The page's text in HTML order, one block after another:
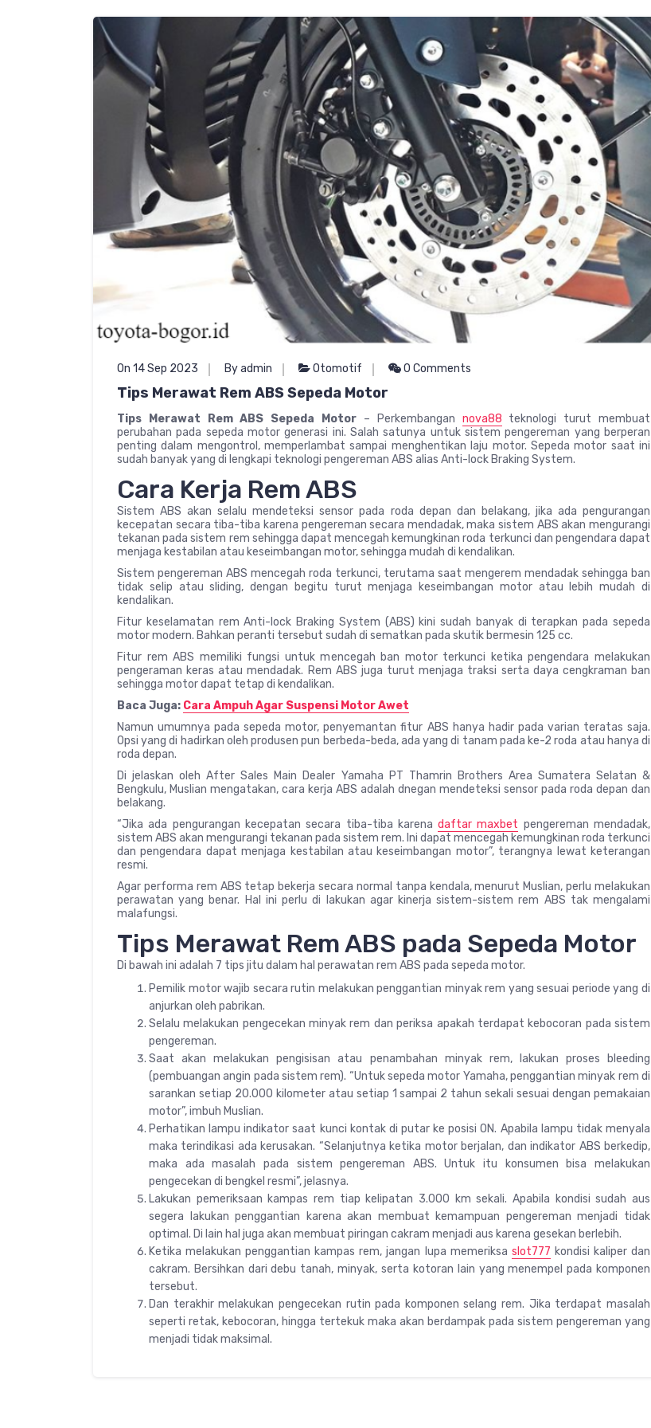
On 14 Sep 2023 By admin Otomotif 0 Comments
Tips Merawat Rem ABS Sepeda Motor
Tips Merawat Rem ABS Sepeda Motor – Perkembangan nova88 teknologi turut membuat
perubahan pada sepeda motor generasi ini. Salah satunya untuk sistem pengereman yang berperan
penting dalam mengontrol, memperlambat sampai menghentikan laju motor. Sepeda motor saat ini
sudah banyak yang di lengkapi teknologi pengereman ABS alias Anti-lock Braking System.
Cara Kerja Rem ABS
Sistem ABS akan selalu mendeteksi sensor pada roda depan dan belakang, jika ada pengurangan
kecepatan secara tiba-tiba karena pengereman secara mendadak, maka sistem ABS akan mengurangi
tekanan pada sistem rem sehingga dapat mencegah kemungkinan roda terkunci dan pengendara dapat
menjaga kestabilan atau keseimbangan motor, sehingga mudah di kendalikan.
Sistem pengereman ABS mencegah roda terkunci, terutama saat mengerem mendadak sehingga ban
tidak selip atau sliding, dengan begitu turut menjaga keseimbangan motor atau lebih mudah di
kendalikan.
Fitur keselamatan rem Anti-lock Braking System (ABS) kini sudah banyak di terapkan pada sepeda
motor modern. Bahkan peranti tersebut sudah di sematkan pada skutik bermesin 125 cc.
Fitur rem ABS memiliki fungsi untuk mencegah ban motor terkunci ketika pengendara melakukan
pengeraman keras atau mendadak. Rem ABS juga turut menjaga traksi serta daya cengkraman ban
sehingga motor dapat tetap di kendalikan.
Baca Juga: Cara Ampuh Agar Suspensi Motor Awet
Namun umumnya pada sepeda motor, penyemantan fitur ABS hanya hadir pada varian teratas saja.
Opsi yang di hadirkan oleh produsen pun berbeda-beda, ada yang di tanam pada ke-2 roda atau hanya di
roda depan.
Di jelaskan oleh After Sales Main Dealer Yamaha PT Thamrin Brothers Area Sumatera Selatan &
Bengkulu, Muslian mengatakan, cara kerja ABS adalah dnegan mendeteksi sensor pada roda depan dan
belakang.
“Jika ada pengurangan kecepatan secara tiba-tiba karenadaftar maxbet pengereman mendadak,
sistem ABS akan mengurangi tekanan pada sistem rem. Ini dapat mencegah kemungkinan roda terkunci
dan pengendara dapat menjaga kestabilan atau keseimbangan motor”, terangnya lewat keterangan
resmi.
Agar performa rem ABS tetap bekerja secara normal tanpa kendala, menurut Muslian, perlu melakukan
perawatan yang benar. Hal ini perlu di lakukan agar kinerja sistem-sistem rem ABS tak mengalami
malafungsi.
Tips Merawat Rem ABS pada Sepeda Motor
Di bawah ini adalah 7 tips jitu dalam hal perawatan rem ABS pada sepeda motor.
Pemilik motor wajib secara rutin melakukan penggantian minyak rem yang sesuai periode yang di
anjurkan oleh pabrikan.
Selalu melakukan pengecekan minyak rem dan periksa apakah terdapat kebocoran pada sistem
pengereman.
Saat akan melakukan pengisisan atau penambahan minyak rem, lakukan proses bleeding
(pembuangan angin pada sistem rem). “Untuk sepeda motor Yamaha, penggantian minyak rem di
sarankan setiap 20.000 kilometer atau setiap 1 sampai 2 tahun sekali sesuai dengan pemakaian
motor”, imbuh Muslian.
Perhatikan lampu indikator saat kunci kontak di putar ke posisi ON. Apabila lampu tidak menyala
maka terindikasi ada kerusakan. “Selanjutnya ketika motor berjalan, dan indikator ABS berkedip,
maka ada masalah pada sistem pengereman ABS. Untuk itu konsumen bisa melakukan
pengecekan di bengkel resmi”, jelasnya.
Lakukan pemeriksaan kampas rem tiap kelipatan 3.000 km sekali. Apabila kondisi sudah aus
segera lakukan penggantian karena akan membuat kemampuan pengereman menjadi tidak
optimal. Di lain hal juga akan membuat piringan cakram menjadi aus karena gesekan berlebih.
Ketika melakukan penggantian kampas rem, jangan lupa memeriksa slot777 kondisi kaliper dan
cakram. Bersihkan dari debu tanah, minyak, serta kotoran lain yang menempel pada komponen
tersebut.
Dan terakhir melakukan pengecekan rutin pada komponen selang rem. Jika terdapat masalah
seperti retak, kebocoran, hingga tertekuk maka akan berdampak pada sistem pengereman yang
menjadi tidak maksimal.